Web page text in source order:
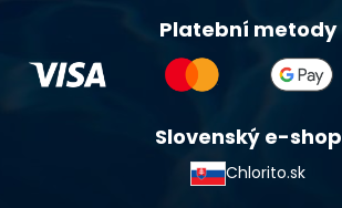
Platební metody
Slovenský e-shop
Chlorito.sk